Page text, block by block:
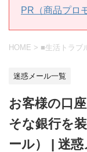
PR（商品プロ
HOME > ■生活トラブ
迷惑メール一覧
お客様の口
そな銀行を
ール） | 迷